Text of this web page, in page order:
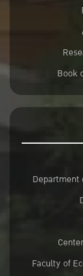
Book
Department
Faculty of